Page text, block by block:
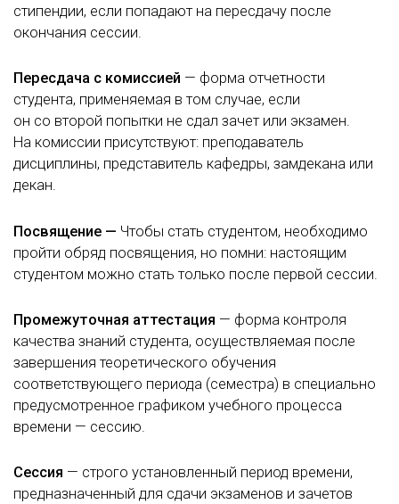
стипендии, если попадают на пересдачу после
окончания сессии.
Пересдача с комиссией — форма отчетности
студента, применяемая в том случае, если
он со второй попытки не сдал зачет или экзамен.
На комиссии присутствуют: преподаватель
дисциплины, представитель кафедры, замдекана или
декан.
Посвящение — Чтобы стать студентом, необходимо
пройти обряд посвящения, но помни: настоящим
студентом можно стать только после первой сессии.
Промежуточная аттестация — форма контроля
качества знаний студента, осуществляемая после
завершения теоретического обучения
соответствующего периода (семестра) в специально
предусмотренное графиком учебного процесса
времени — сессию.
Сессия — строго установленный период времени,
предназначенный для сдачи экзаменов и зачетов